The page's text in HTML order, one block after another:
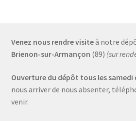
Venez nous rendre visiteà notre
Brienon-sur-Armançon (89) (sur
Ouverture du dépôt tous les samedi
nous arriver de nous absenter,
venir.